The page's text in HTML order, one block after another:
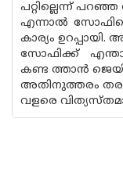
പറ്റില്ലെന്ന്
എന്നാൽ
കാര്യം ഉറപ്പായി.
സോഫിക്ക്
കണ്ട ത്താൻ
അതിനുത്തരം
വളരെ